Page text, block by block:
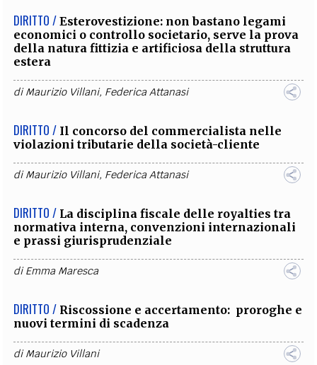
DIRITTO / Esterovestizione: non bastano legami
economici o controllo societario, serve la prova
della natura fittizia e artificiosa della struttura
estera
diMaurizio Villani, Federica Attanasi
DIRITTO / Il concorso del commercialista nelle
violazioni tributarie della società-cliente
diMaurizio Villani, Federica Attanasi
DIRITTO / La disciplina fiscale delle royalties tra
normativa interna, convenzioni internazionali
e prassi giurisprudenziale
diEmma Maresca
DIRITTO / Riscossione e accertamento: proroghe e
nuovi termini di scadenza
diMaurizio Villani